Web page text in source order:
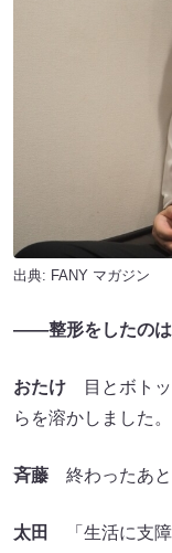
出典: FANY マガジン
――整形をしたのは
おたけ 目とボトッ
らを溶かしました。
斉藤 終わったあと
太田
「生活に支障